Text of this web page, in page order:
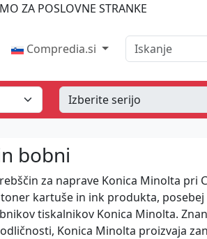
ZA POSLOVNE STRANKE
Compredia.si Iskanje
bobni
za naprave Konica Minolta pri
kartuše in ink produkta, posebej
tiskalnikov Konica Minolta.
Konica Minolta proizvaja